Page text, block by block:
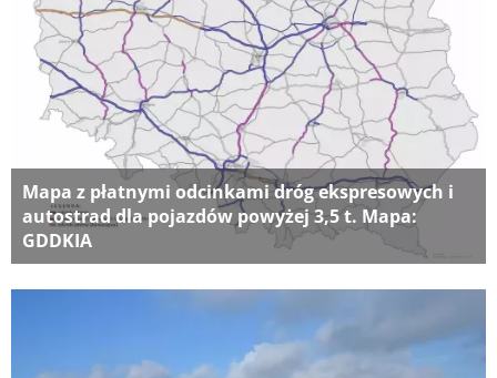
Mapa z płatnymi odcinkami dróg ekspresowych i
autostrad dla pojazdów powyżej 3,5 t. Mapa:
GDDKIA